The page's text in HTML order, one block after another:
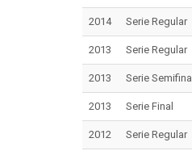
2014 Serie Regular
2013 Serie Regular
2013 Serie Semifinal
2013 Serie Final
2012 Serie Regular